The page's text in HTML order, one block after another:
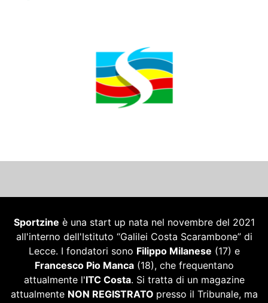
Sportzine è una start up nata nel novembre del 2021
all'interno dell'Istituto “Galilei Costa Scarambone” di
Lecce. I fondatori sono Filippo Milanese (17) e
Francesco Pio Manca(18), che frequentano
attualmente l'ITC Costa. Si tratta di un magazine
attualmente NON REGISTRATO presso il Tribunale, ma